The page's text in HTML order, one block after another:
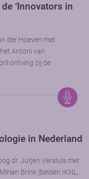
‘Innovators in
der Hoeven met
Antoni van
ontving zij de
in Nederland
dr. Jurjen Versluis met
Brink (beiden IKNL,